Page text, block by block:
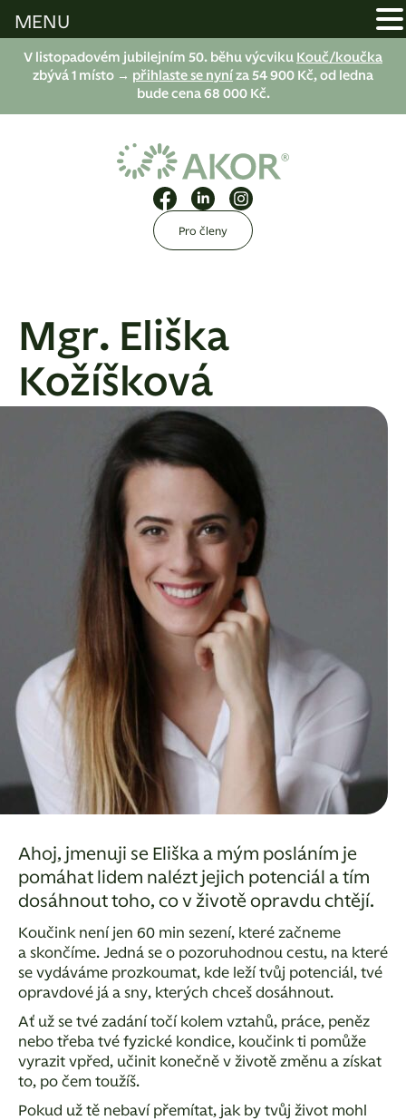
V listopadovém jubilejním 50. běhu výcviku Kouč/koučka
zbývá 1 místo → přihlaste se nyní za 54 900 Kč, od ledna
bude cena 68 000 Kč.
Pro členy
Mgr. Eliška
Kožíšková
Ahoj, jmenuji se Eliška a mým posláním je
pomáhat lidem nalézt jejich potenciál a tím
dosáhnout toho, co v životě opravdu chtějí.
Koučink není jen 60 min sezení, které začneme
a skončíme. Jedná se o pozoruhodnou cestu, na které
se vydáváme prozkoumat, kde leží tvůj potenciál, tvé
opravdové já a sny, kterých chceš dosáhnout.
Ať už se tvé zadání točí kolem vztahů, práce, peněz
nebo třeba tvé fyzické kondice, koučink ti pomůže
vyrazit vpřed, učinit konečně v životě změnu a získat
to, po čem toužíš.
Pokud už tě nebaví přemítat, jak by tvůj život mohl
MENU